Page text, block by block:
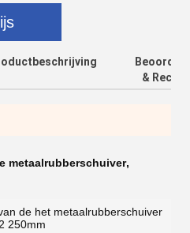
&
metaalrubberschuiver,
de het metaalrubberschuiver
250mm